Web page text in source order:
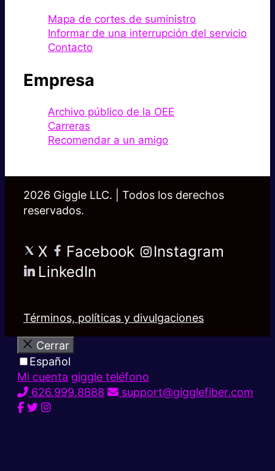
Mapa de cortes de suministro
Informar de una interrupción del servicio
Contacto
Empresa
Archivo público de la OEE
Carreras
Recomendar a un amigo
2026 Giggle LLC. | Todos los derechos
reservados.
X Facebook
Instagram
LinkedIn
Términos, políticas y divulgaciones
Cerrar
Español
Mi cuenta giggle teléfono
626.999.8888
support@gigglefiber.com